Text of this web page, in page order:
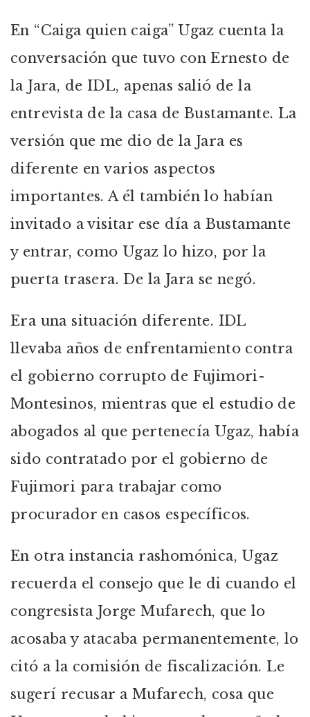
En “Caiga quien caiga” Ugaz cuenta la
conversación que tuvo con Ernesto de
la Jara, de IDL, apenas salió de la
entrevista de la casa de Bustamante. La
versión que me dio de la Jara es
diferente en varios aspectos
importantes. A él también lo habían
invitado a visitar ese día a Bustamante
y entrar, como Ugaz lo hizo, por la
puerta trasera. De la Jara se negó.
Era una situación diferente. IDL
llevaba años de enfrentamiento contra
el gobierno corrupto de Fujimori-
Montesinos, mientras que el estudio de
abogados al que pertenecía Ugaz, había
sido contratado por el gobierno de
Fujimori para trabajar como
procurador en casos específicos.
En otra instancia rashomónica, Ugaz
recuerda el consejo que le di cuando el
congresista Jorge Mufarech, que lo
acosaba y atacaba permanentemente, lo
citó a la comisión de fiscalización. Le
sugerí recusar a Mufarech, cosa que